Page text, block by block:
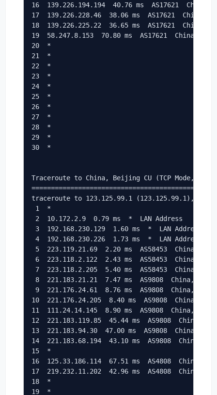
16  139.226.194.194  40.76 ms  AS17621  China,
17  139.226.228.46  38.06 ms  AS17621  China,
18  139.226.225.22  36.65 ms  AS17621  China,
19  58.247.8.153  70.80 ms  AS17621  China,
20  *
21  *
22  *
23  *
24  *
25  *
26  *
27  *
28  *
29  *
30  *
Traceroute to China, Beijing CU (TCP Mode, Max
traceroute to 123.125.99.1 (123.125.99.1), 30
1  *
2  10.172.2.9  0.79 ms  *  LAN Address
3  192.168.230.129  1.60 ms  *  LAN Address
4  192.168.230.226  1.73 ms  *  LAN Address
5  223.119.21.69  2.20 ms  AS58453  China,
6  223.118.2.122  2.43 ms  AS58453  China,
7  223.118.2.205  5.40 ms  AS58453  China,
8  221.183.21.21  7.47 ms  AS9808  China, Hong
9  221.176.24.61  8.76 ms  AS9808  China,
10  221.176.24.205  8.40 ms  AS9808  China,
11  111.24.14.145  8.90 ms  AS9808  China,
12  221.183.119.85  45.44 ms  AS9808  China,
13  221.183.94.30  47.00 ms  AS9808  China,
14  221.183.68.194  43.10 ms  AS9808  China,
15  *
16  125.33.186.114  67.51 ms  AS4808  China,
17  219.232.11.202  42.96 ms  AS4808  China,
18  *
19  *